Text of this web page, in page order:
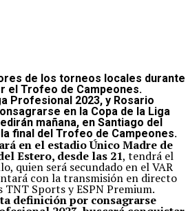
de los torneos locales durante
el Trofeo de Campeones.
Profesional 2023, y Rosario
en la Copa de la Liga
mañana, en Santiago del
final del Trofeo de Campeones.
en el estadio Único Madre de
Estero, desde las 21, tendrá el
quien será secundado en el VAR
con la transmisión en directo
TNT Sports y ESPN Premium.
definición por consagrarse